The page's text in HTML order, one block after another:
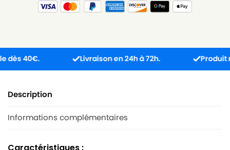
40€. Livraison en 24h à 72h. Produit
Description
Informations complémentaires